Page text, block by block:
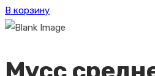
В корзину